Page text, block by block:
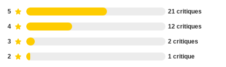
5 21 critiques
4 12 critiques
3 2 critiques
2 1 critique